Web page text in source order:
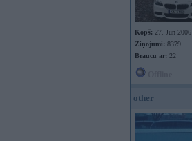
Kopš: 27. Jun 2006
Ziņojumi: 8379
Braucu ar: 22
other